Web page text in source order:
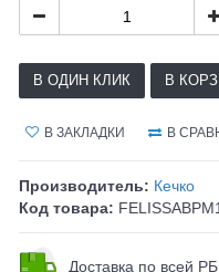
В ОДИН КЛИК В
В ЗАКЛАДКИ В
Производитель: Кечко
Код товара:
Доставка по всей РБ